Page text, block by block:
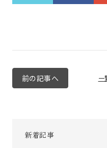
前の記事へ 一
新着記事